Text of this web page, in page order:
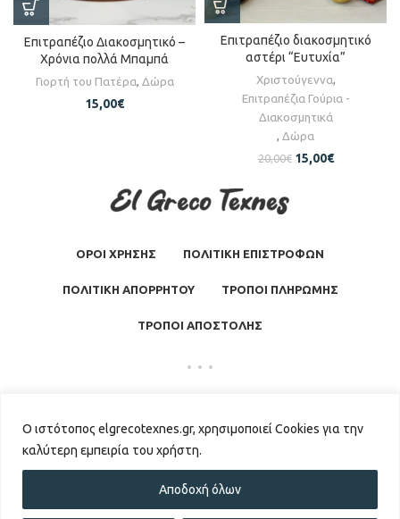
Ο ιστότοπος elgrecotexnes.gr, χρησιμοποιεί Cookies για την
καλύτερη εμπειρία του χρήστη.
Αποδοχή όλων
Επιτραπέζιο Διακοσμητικό –
Χρόνια πολλά Μπαμπά
Γιορτή του Πατέρα, Δώρα
15,00€
Επιτραπέζιο διακοσμητικό
αστέρι “Ευτυχία”
Χριστούγεννα,
Επιτραπέζια Γούρια -
Διακοσμητικά
, Δώρα
20,00€ 15,00€
ΟΡΟΙ ΧΡΗΣΗΣ ΠΟΛΙΤΙΚΗ ΕΠΙΣΤΡΟΦΩΝ
ΠΟΛΙΤΙΚΗ ΑΠΟΡΡΗΤΟΥ ΤΡΟΠΟΙ ΠΛΗΡΩΜΗΣ
ΤΡΟΠΟΙ ΑΠΟΣΤΟΛΗΣ
El Greco Texnes 2026 | Powered byGKISASGROUP